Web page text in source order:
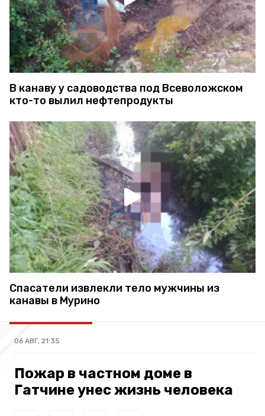
В канаву у садоводства под Всеволожском
кто-то вылил нефтепродукты
Спасатели извлекли тело мужчины из
канавы в Мурино
06 АВГ, 21:35
Пожар в частном доме в
Гатчине унес жизнь человека